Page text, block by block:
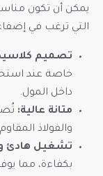
يمكن أن تكون
التي ترغب في
تصميم
خاصة عند
داخل المول.
متانة عالية:
والفولاذ
تشغيل
بكفاءة، مما